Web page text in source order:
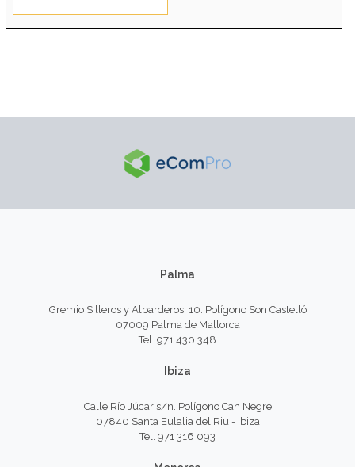
Palma
Gremio Silleros y Albarderos, 10. Polígono Son Castelló
07009 Palma de Mallorca
Tel. 971 430 348
Ibiza
Calle Río Júcar s/n. Polígono Can Negre
07840 Santa Eulalia del Riu - Ibiza
Tel. 971 316 093